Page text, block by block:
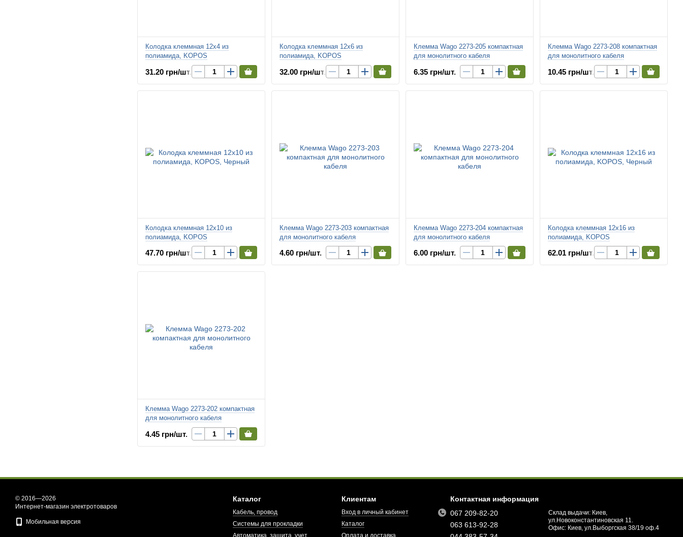
Колодка клеммная 12х4 из
полиамида, KOPOS
31.20 грн/шт.
Колодка клеммная 12х6 из
полиамида, KOPOS
32.00 грн/шт.
Клемма Wago 2273-205 компактная
для монолитного кабеля
6.35 грн/шт.
Клемма Wago 2273-208 компактная
для монолитного кабеля
10.45 грн/шт.
Колодка клеммная 12х10 из
полиамида, KOPOS
47.70 грн/шт.
Клемма Wago 2273-203 компактная
для монолитного кабеля
4.60 грн/шт.
Клемма Wago 2273-204 компактная
для монолитного кабеля
6.00 грн/шт.
Колодка клеммная 12х16 из
полиамида, KOPOS
62.01 грн/шт.
Клемма Wago 2273-202 компактная
для монолитного кабеля
4.45 грн/шт.
© 2016—2026
Интернет-магазин электротоваров
Мобильная версия
Каталог
Кабель, провод
Системы для прокладки
Автоматика, защита, учет
Клиентам
Вход в личный кабинет
Каталог
Оплата и доставка
Контактная информация
067 209-82-20
063 613-92-28
Склад выдачи: Киев,
ул.Новоконстантиновская 11.
Офис: Киев, ул.Выборгская 38/19 оф.4